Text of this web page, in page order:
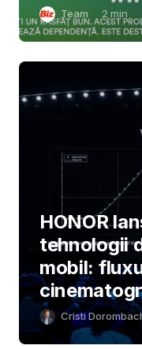
Team 2 min
HONOR
tehnologii
mobil:
Cristi